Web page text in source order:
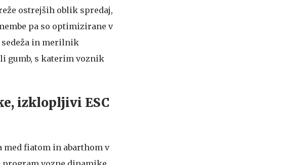
ostrejših oblik spredaj,
pa so optimizirane v
sedeža in merilnik
gumb, s katerim voznik
izklopljivi ESC